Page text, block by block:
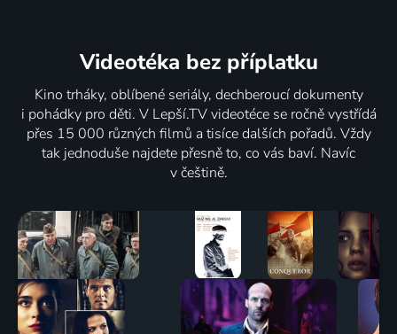
Videotéka bez příplatku
Kino trháky, oblíbené seriály, dechberoucí dokumenty
i pohádky pro děti. V Lepší.TV videotéce se ročně vystřídá
přes 15 000 různých filmů a tisíce dalších pořadů. Vždy
tak jednoduše najdete přesně to, co vás baví. Navíc
v češtině.